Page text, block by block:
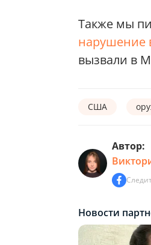
Также мы
нарушение
вызвали в
США
Автор: